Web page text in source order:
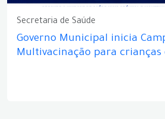
Secretaria de Saúde
Governo Municipal inicia
Multivacinação para crianças